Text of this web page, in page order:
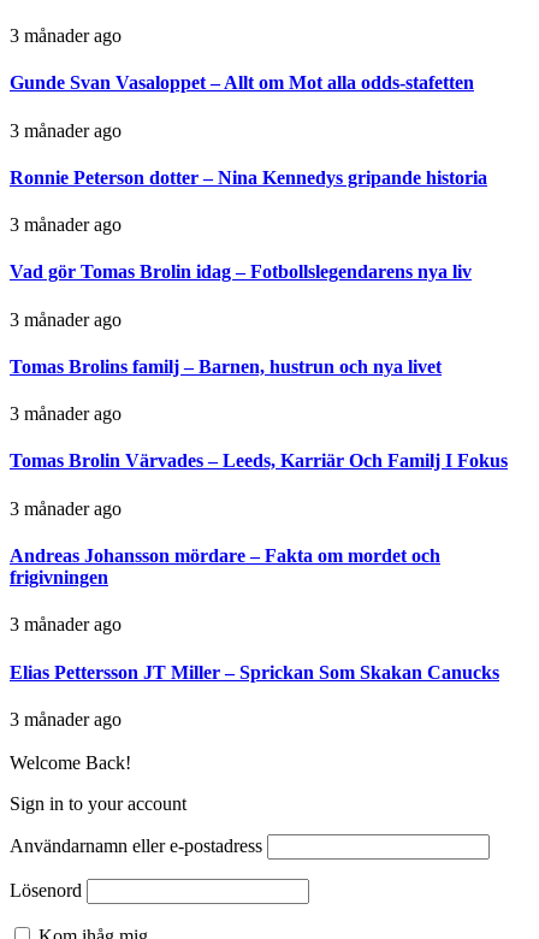
3 månader ago
Gunde Svan Vasaloppet – Allt om Mot alla odds-stafetten
3 månader ago
Ronnie Peterson dotter – Nina Kennedys gripande historia
3 månader ago
Vad gör Tomas Brolin idag – Fotbollslegendarens nya liv
3 månader ago
Tomas Brolins familj – Barnen, hustrun och nya livet
3 månader ago
Tomas Brolin Värvades – Leeds, Karriär Och Familj I Fokus
3 månader ago
Andreas Johansson mördare – Fakta om mordet och
frigivningen
3 månader ago
Elias Pettersson JT Miller – Sprickan Som Skakan Canucks
3 månader ago
Welcome Back!
Sign in to your account
Användarnamn eller e-postadress
Lösenord